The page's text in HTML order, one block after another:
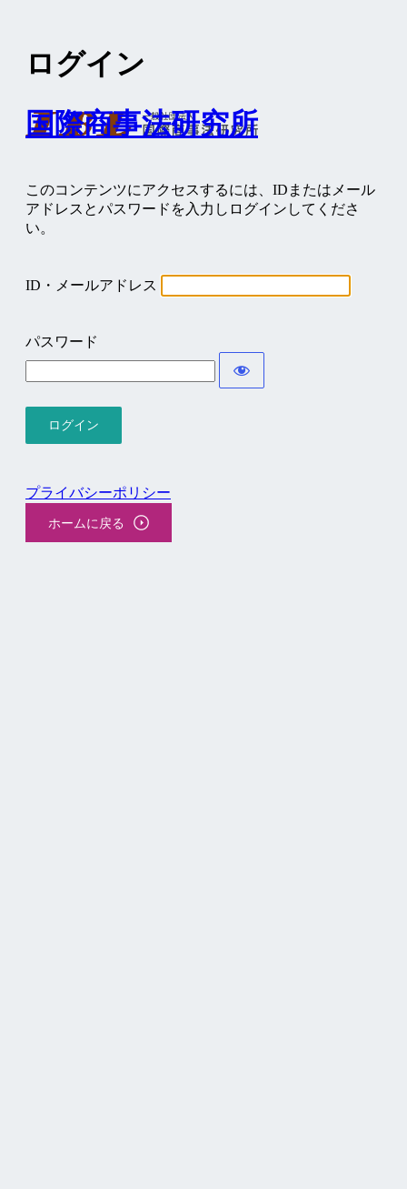
ログイン
国際商事法研究所
このコンテンツにアクセスするには、IDまたはメール
アドレスとパスワードを入力しログインしてくださ
い。
ID・メールアドレス
パスワード
プライバシーポリシー
ホームに戻る